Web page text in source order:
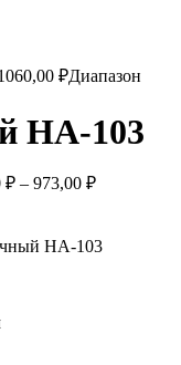
₽Диапазон
НА-103
₽ – 973,00 ₽
НА-103